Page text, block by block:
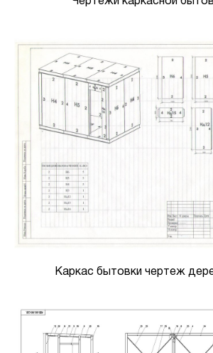
Каркас бытовки чертеж